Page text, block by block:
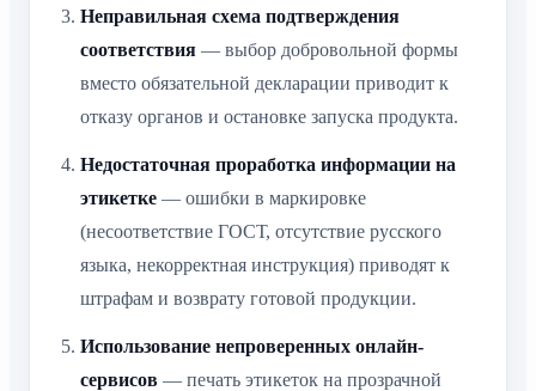
Неправильная схема подтверждения
соответствия — выбор добровольной формы
вместо обязательной декларации приводит к
отказу органов и остановке запуска продукта.
Недостаточная проработка информации на
этикетке — ошибки в маркировке
(несоответствие ГОСТ, отсутствие русского
языка, некорректная инструкция) приводят к
штрафам и возврату готовой продукции.
Использование непроверенных онлайн-
сервисов — печать этикеток на прозрачной